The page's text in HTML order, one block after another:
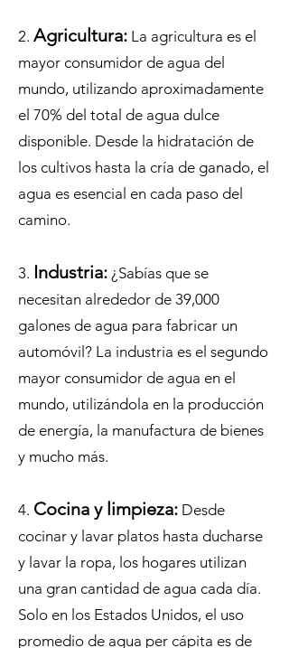
2. Agricultura: La agricultura es el
mayor consumidor de agua del
mundo, utilizando aproximadamente
el 70% del total de agua dulce
disponible. Desde la hidratación de
los cultivos hasta la cría de ganado, el
agua es esencial en cada paso del
camino.
3. Industria: ¿Sabías que se
necesitan alrededor de 39,000
galones de agua para fabricar un
automóvil? La industria es el segundo
mayor consumidor de agua en el
mundo, utilizándola en la producción
de energía, la manufactura de bienes
y mucho más.
4. Cocina y limpieza: Desde
cocinar y lavar platos hasta ducharse
y lavar la ropa, los hogares utilizan
una gran cantidad de agua cada día.
Solo en los Estados Unidos, el uso
promedio de agua per cápita es de